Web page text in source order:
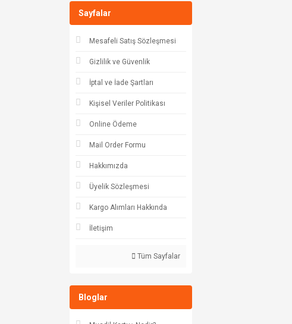
Sayfalar
Mesafeli Satış Sözleşmesi
Gizlilik ve Güvenlik
İptal ve İade Şartları
Kişisel Veriler Politikası
Online Ödeme
Mail Order Formu
Hakkımızda
Üyelik Sözleşmesi
Kargo Alımları Hakkında
İletişim
Tüm Sayfalar
Bloglar